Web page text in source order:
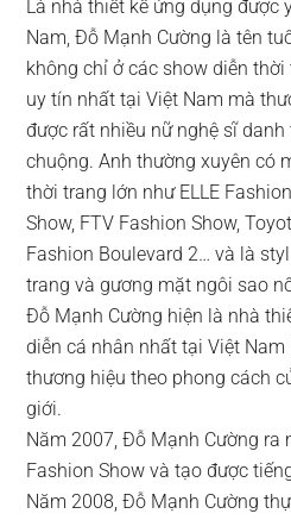
Là nhà thiết kế ứng dụng được
Nam, Đỗ Mạnh Cường là tên
không chỉ ở các show diễn
uy tín nhất tại Việt Nam mà
được rất nhiều nữ nghệ sĩ
chuộng. Anh thường xuyên có
thời trang lớn như ELLE
Show, FTV Fashion Show,
Fashion Boulevard 2… và là
trang và gương mặt ngôi sao
Đỗ Mạnh Cường hiện là nhà
diễn cá nhân nhất tại Việt Nam
thương hiệu theo phong cách
giới.
Năm 2007, Đỗ Mạnh Cường ra
Fashion Show và tạo được
Năm 2008, Đỗ Mạnh Cường